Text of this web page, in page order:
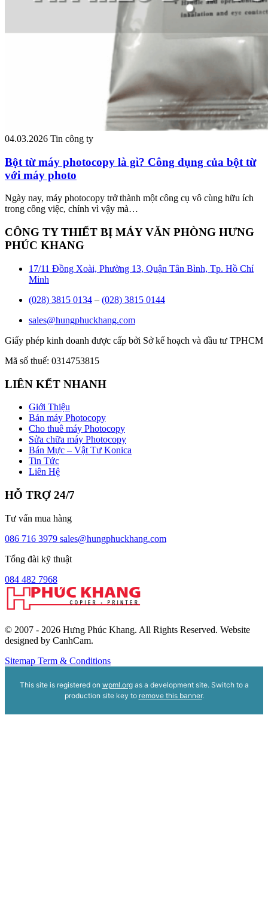
04.03.2026 Tin công ty
Bột từ máy photocopy là gì? Công dụng của bột từ
với máy photo
Ngày nay, máy photocopy trở thành một công cụ vô cùng hữu ích
trong công việc, chính vì vậy mà…
CÔNG TY THIẾT BỊ MÁY VĂN PHÒNG HƯNG
PHÚC KHANG
17/11 Đồng Xoài, Phường 13, Quận Tân Bình, Tp. Hồ Chí
Minh
(028) 3815 0134 – (028) 3815 0144
sales@hungphuckhang.com
Giấy phép kinh doanh được cấp bởi Sở kế hoạch và đầu tư TPHCM
Mã số thuế: 0314753815
LIÊN KẾT NHANH
Giới Thiệu
Bán máy Photocopy
Cho thuê máy Photocopy
Sửa chữa máy Photocopy
Bán Mực – Vật Tư Konica
Tin Tức
Liên Hệ
HỖ TRỢ 24/7
Tư vấn mua hàng
086 716 3979 sales@hungphuckhang.com
Tổng đài kỹ thuật
084 482 7968
© 2007 - 2026 Hưng Phúc Khang. All Rights Reserved. Website
designed by CanhCam.
Sitemap Term & Conditions
This site is registered on wpml.orgas a development site. Switch to a
production site key to remove this banner.